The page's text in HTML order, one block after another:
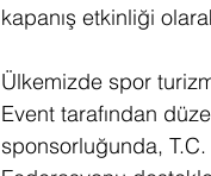
kapanış etkinliği
Ülkemizde spor
Event tarafından
sponsorluğunda, T.C.